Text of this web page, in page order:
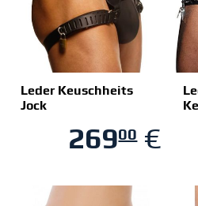
Leder Keuschheits
Jock
26900€